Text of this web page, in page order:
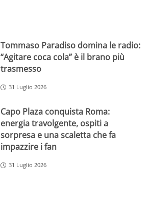
Tommaso Paradiso domina le radio:
“Agitare coca cola” è il brano più
trasmesso
31 Luglio 2026
Capo Plaza conquista Roma:
energia travolgente, ospiti a
sorpresa e una scaletta che fa
impazzire i fan
31 Luglio 2026